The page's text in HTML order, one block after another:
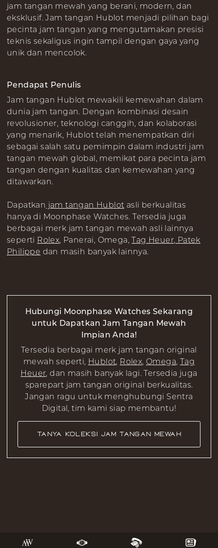
jam tangan mewah yang berani, modern, dan
eksklusif. Jam tangan Hublot menjadi pilihan bagi
pecinta jam tangan yang mengutamakan presisi
teknis sekaligus ingin tampil dengan gaya yang
unik dan mencolok.
Pendapat Penulis
Jam tangan Hublot mewakili kemewahan dalam
dunia jam tangan. Dengan kombinasi desain
revolusioner, teknologi canggih, dan kolaborasi
yang menarik, Hublot telah menempatkan diri
sebagai salah satu pemimpin dalam industri jam
tangan mewah global, memikat para pecinta jam
tangan dengan kualitas dan kemewahan yang
ditawarkan.
Dapatkan jam tangan Hublot asli berkualitas
hanya di Moonphase Watches. Tersedia juga
berbagai merk jam tangan mewah asli lainnya
seperti Rolex, Panerai, Omega,Tag Heuer, Patek
Philippe dan masih banyak lainnya.
Hubungi Moonphase Watches Sekarang
untuk Dapatkan Jam Tangan Mewah
Impian Anda!
Tersedia berbagai merk jam tangan original
mewah seperti, Hublot, Rolex, Omega, Tag
Heuer, dan masih banyak lagi. Tersedia juga
sparepart jam tangan original berkualitas.
Jangan ragu untuk menghubungi Sentra
Digital, tim kami siap membantu!
Tanya Koleksi Jam Tangan Mewah